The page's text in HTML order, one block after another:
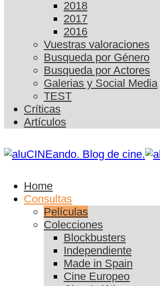
2018
2017
2016
Vuestras valoraciones
Busqueda por Género
Busqueda por Actores
Galerias y Social Media
TEST
Críticas
Artículos
Home
Consultas
Películas
Colecciones
Blockbusters
Independiente
Made in Spain
Cine Europeo